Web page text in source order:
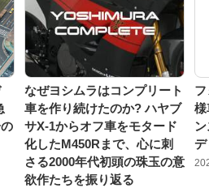
なぜヨシムラはコンプリート
車を作り続けたのか? ハヤブ
サX-1からオフ車をモタード
化したM450Rまで、心に刺
さる2000年代初頭の珠玉の意
欲作たちを振り返る
様
デ